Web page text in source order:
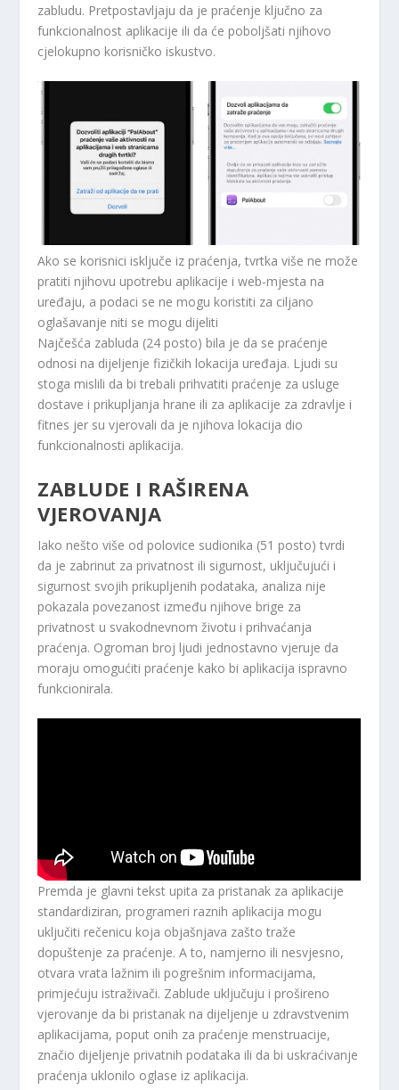
zabludu. Pretpostavljaju da je praćenje ključno za
funkcionalnost aplikacije ili da će poboljšati njihovo
cjelokupno korisničko iskustvo.
Ako se korisnici isključe iz praćenja, tvrtka više ne može
pratiti njihovu upotrebu aplikacije i web-mjesta na
uređaju, a podaci se ne mogu koristiti za ciljano
oglašavanje niti se mogu dijeliti
Najčešća zabluda (24 posto) bila je da se praćenje
odnosi na dijeljenje fizičkih lokacija uređaja. Ljudi su
stoga mislili da bi trebali prihvatiti praćenje za usluge
dostave i prikupljanja hrane ili za aplikacije za zdravlje i
fitnes jer su vjerovali da je njihova lokacija dio
funkcionalnosti aplikacija.
ZABLUDE I RAŠIRENA
VJEROVANJA
Iako nešto više od polovice sudionika (51 posto) tvrdi
da je zabrinut za privatnost ili sigurnost, uključujući i
sigurnost svojih prikupljenih podataka, analiza nije
pokazala povezanost između njihove brige za
privatnost u svakodnevnom životu i prihvaćanja
praćenja. Ogroman broj ljudi jednostavno vjeruje da
moraju omogućiti praćenje kako bi aplikacija ispravno
funkcionirala.
Premda je glavni tekst upita za pristanak za aplikacije
standardiziran, programeri raznih aplikacija mogu
uključiti rečenicu koja objašnjava zašto traže
dopuštenje za praćenje. A to, namjerno ili nesvjesno,
otvara vrata lažnim ili pogrešnim informacijama,
primjećuju istraživači. Zablude uključuju i prošireno
vjerovanje da bi pristanak na dijeljenje u zdravstvenim
aplikacijama, poput onih za praćenje menstruacije,
značio dijeljenje privatnih podataka ili da bi uskraćivanje
praćenja uklonilo oglase iz aplikacija.